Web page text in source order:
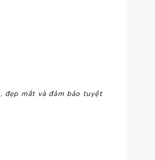
đẹp mắt và đảm bảo tuyệt